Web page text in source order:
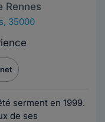
Rennes
35000
serment en 1999.
de ses